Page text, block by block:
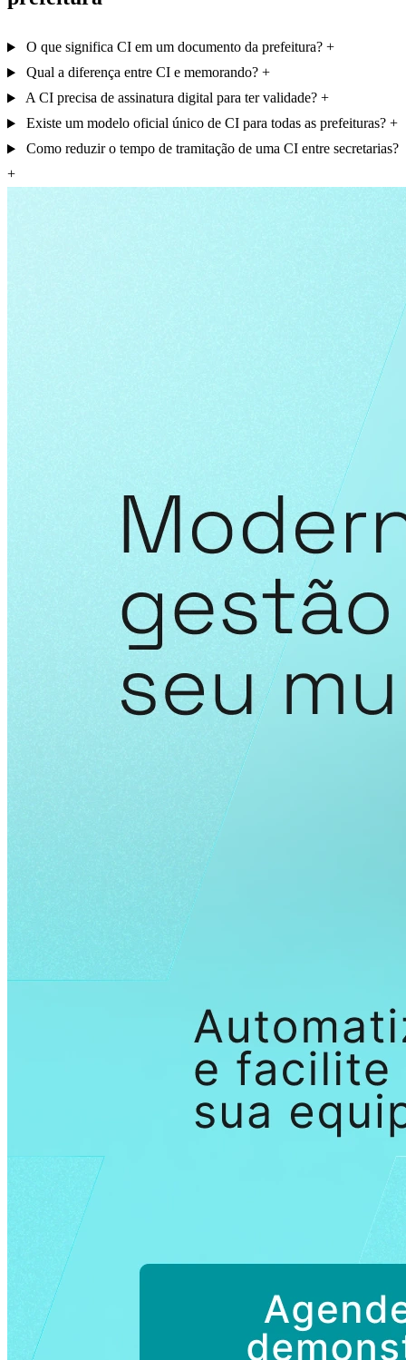
O que significa CI em um documento da prefeitura?
Qual a diferença entre CI e memorando?
A CI precisa de assinatura digital para ter validade?
Existe um modelo oficial único de CI para todas as prefeituras?
Como reduzir o tempo de tramitação de uma CI entre secretarias?